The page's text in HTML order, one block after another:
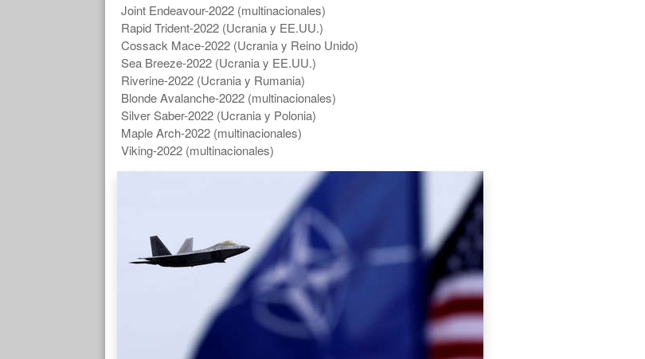
Joint Endeavour-2022 (multinacionales)
Rapid Trident-2022 (Ucrania y EE.UU.)
Cossack Mace-2022 (Ucrania y Reino Unido)
Sea Breeze-2022 (Ucrania y EE.UU.)
Riverine-2022 (Ucrania y Rumania)
Blonde Avalanche-2022 (multinacionales)
Silver Saber-2022 (Ucrania y Polonia)
Maple Arch-2022 (multinacionales)
Viking-2022 (multinacionales)